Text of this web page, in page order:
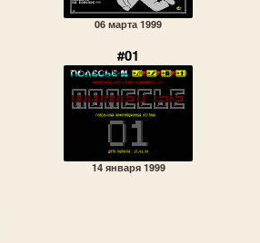
06 марта 1999
#01
14 января 1999